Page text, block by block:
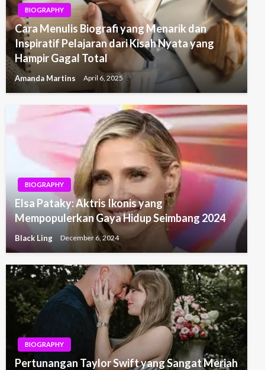
BIOGRAPHY
Cara Menulis Biografi yang Menarik dan
Inspiratif Pelajaran dari Kisah Nyata yang
Hampir Gagal Total
Amanda Martins April 6, 2025
BIOGRAPHY
Elsa Pataky: Aktris Ikonis yang
Mempopulerkan Gaya Hidup Seimbang 2024
Black Ling December 6, 2024
BIOGRAPHY
Pertunangan Taylor Swift yang Sangat Meriah